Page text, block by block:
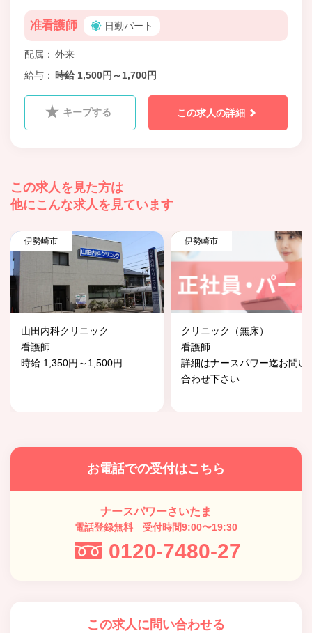
准看護師 日勤パート
配属
外来
給与
時給 1,500円～1,700円
キープする この求人の詳細
この求人を見た方は
他にこんな求人を見ています
伊勢崎市
山田内科クリニック
看護師
時給 1,350円～1,500円
伊勢崎市
クリニック（無床）
看護師
詳細はナースパワー迄お問い
合わせ下さい
お電話での受付はこちら
ナースパワーさいたま
電話登録無料 受付時間9:00〜19:30
0120-7480-27
この求人に問い合わせる